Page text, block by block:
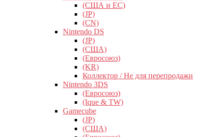
(США и ЕС)
(JP)
(CN)
Nintendo DS
(JP)
(США)
(Евросоюз)
(KR)
Коллектор / Не для перепродажи
Nintendo 3DS
(Евросоюз)
(Ique & TW)
Gamecube
(JP)
(США)